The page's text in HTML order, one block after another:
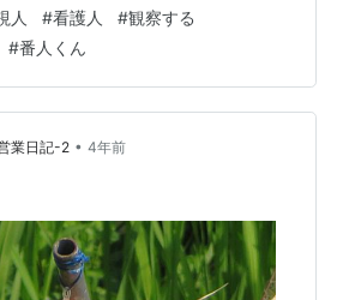
人 #看護人 #観察する
#番人くん
業日記-2 • 4年前